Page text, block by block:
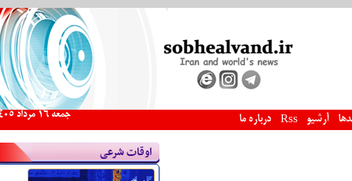
آرشیو Rss درباره ما جمعه 16 مرداد 1405
اوقات شرعی